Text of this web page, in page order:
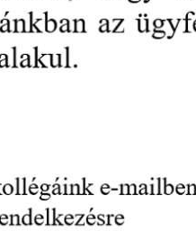
hiánypótló és egyben
A
www.odaado.hu
könnyen és